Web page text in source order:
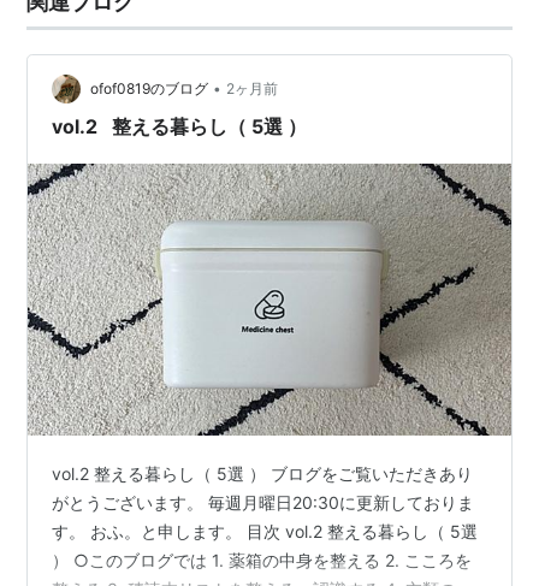
ofof0819のブログ • 2ヶ月前
vol.2 整える暮らし（ 5選 ）
vol.2 整える暮らし（ 5選 ） ブログをご覧いただきあり
がとうございます。 毎週月曜日20:30に更新しておりま
す。 おふ。と申します。 目次 vol.2 整える暮らし（ 5選
） ○このブログでは 1. 薬箱の中身を整える 2. こころを